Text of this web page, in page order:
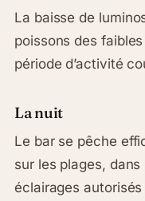
La baisse de
poissons des
période d’activité
La nuit
Le bar se pêche
sur les plages,
éclairages